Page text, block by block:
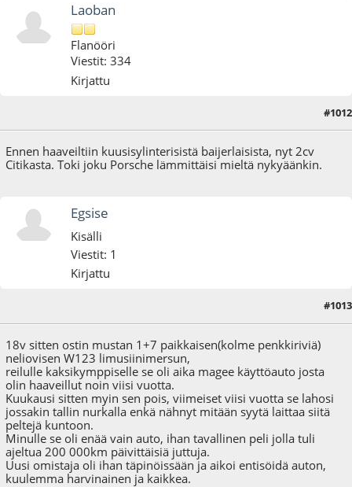
Laoban
Flanööri
Viestit: 334
Kirjattu
#1012
Ennen haaveiltiin kuusisylinterisistä baijerlaisista, nyt 2cv
Citikasta. Toki joku Porsche lämmittäisi mieltä nykyäänkin.
Egsise
Kisälli
Viestit: 1
Kirjattu
#1013
18v sitten ostin mustan 1+7 paikkaisen(kolme penkkiriviä)
neliovisen W123 limusiinimersun,
reilulle kaksikymppiselle se oli aika magee käyttöauto josta
olin haaveillut noin viisi vuotta.
Kuukausi sitten myin sen pois, viimeiset viisi vuotta se lahosi
jossakin tallin nurkalla enkä nähnyt mitään syytä laittaa siitä
peltejä kuntoon.
Minulle se oli enää vain auto, ihan tavallinen peli jolla tuli
ajeltua 200 000km päivittäisiä juttuja.
Uusi omistaja oli ihan täpinöissään ja aikoi entisöidä auton,
kuulemma harvinainen ja kaikkea.